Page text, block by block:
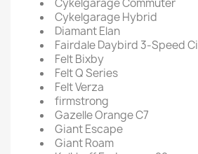
Cykelgarage Commuter
Cykelgarage Hybrid
Diamant Elan
Fairdale Daybird 3-Speed
Felt Bixby
Felt Q Series
Felt Verza
firmstrong
Gazelle Orange C7
Giant Escape
Giant Roam